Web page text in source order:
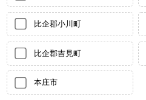
比企郡小川町
比企郡吉見町
本庄市